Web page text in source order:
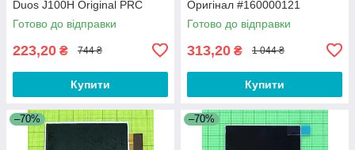
Duos J100H Original PRC
Готово до відправки
223,20 ₴ 744 ₴
Купити
Оригінал #160000121
Готово до відправки
313,20 ₴ 1 044 ₴
Купити
–70% –70%